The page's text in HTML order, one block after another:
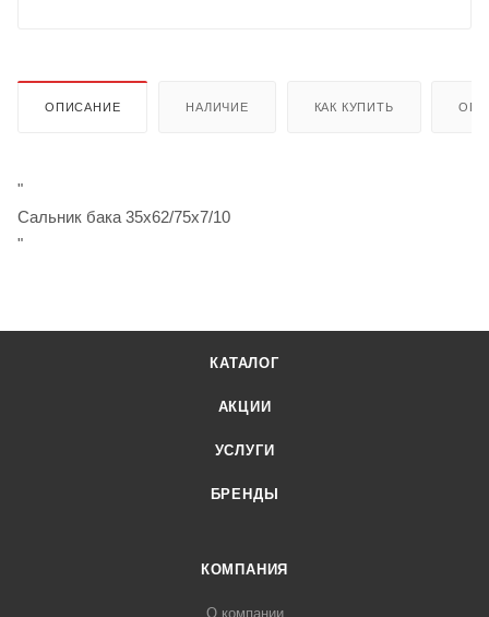
ОПИСАНИЕ НАЛИЧИЕ КАК КУПИТЬ
"
Сальник бака 35х62/75х7/10
"
КАТАЛОГ
АКЦИИ
УСЛУГИ
БРЕНДЫ
КОМПАНИЯ
О компании